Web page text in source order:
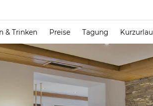
& Trinken Preise Tagung